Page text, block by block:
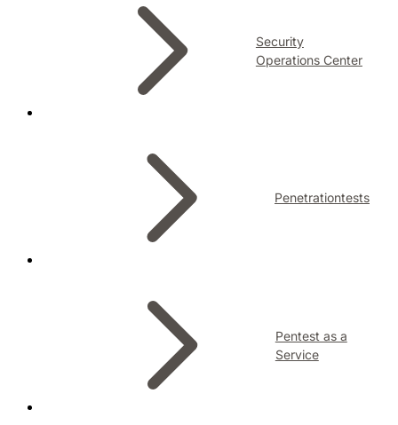
Security
Operations Center
Penetrationtests
Pentest as a
Service